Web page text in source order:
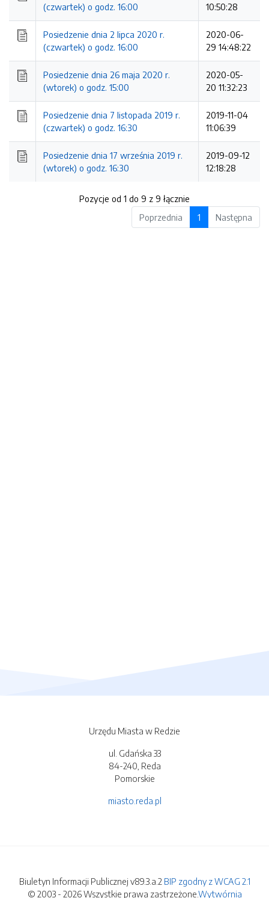
(czwartek) o godz. 16:00
10:50:28
Posiedzenie dnia 2 lipca 2020 r.
(czwartek) o godz. 16:00
2020-06-
29 14:48:22
Posiedzenie dnia 26 maja 2020 r.
(wtorek) o godz. 15:00
2020-05-
20 11:32:23
Posiedzenie dnia 7 listopada 2019 r.
(czwartek) o godz. 16:30
2019-11-04
11:06:39
Posiedzenie dnia 17 września 2019 r.
(wtorek) o godz. 16:30
2019-09-12
12:18:28
Pozycje od 1 do 9 z 9 łącznie
Poprzednia
1 Następna
Urzędu Miasta w Redzie
ul. Gdańska 33
84-240, Reda
Pomorskie
miasto.reda.pl
Biuletyn Informacji Publicznej v89.3.a.2 BIP zgodny z WCAG 2.1
© 2003 - 2026 Wszystkie prawa zastrzeżone.Wytwórnia